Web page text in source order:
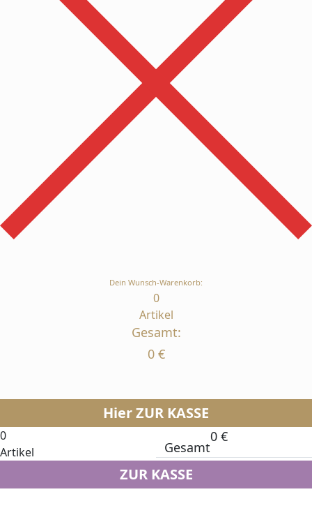
Dein Wunsch-Warenkorb:
0
Artikel
Gesamt:
0 €
Hier ZUR KASSE
0
Artikel
Gesamt
0 €
ZUR KASSE